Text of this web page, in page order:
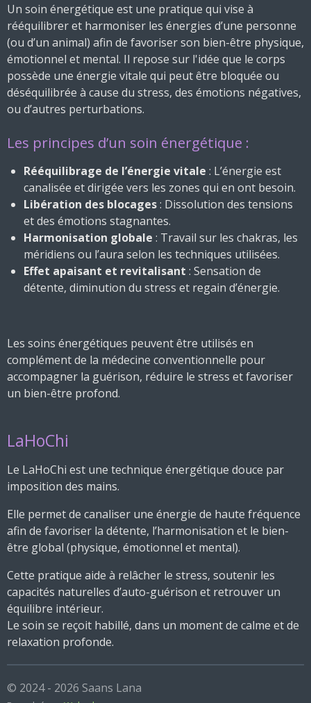
Un soin énergétique est une pratique qui vise à
rééquilibrer et harmoniser les énergies d’une personne
(ou d’un animal) afin de favoriser son bien-être physique,
émotionnel et mental. Il repose sur l'idée que le corps
possède une énergie vitale qui peut être bloquée ou
déséquilibrée à cause du stress, des émotions négatives,
ou d’autres perturbations.
Les principes d’un soin énergétique :
Rééquilibrage de l’énergie vitale : L’énergie est
canalisée et dirigée vers les zones qui en ont besoin.
Libération des blocages: Dissolution des tensions
et des émotions stagnantes.
Harmonisation globale : Travail sur les chakras, les
méridiens ou l’aura selon les techniques utilisées.
Effet apaisant et revitalisant : Sensation de
détente, diminution du stress et regain d’énergie.
Les soins énergétiques peuvent être utilisés en
complément de la médecine conventionnelle pour
accompagner la guérison, réduire le stress et favoriser
un bien-être profond.
LaHoChi
Le LaHoChi est une technique énergétique douce par
imposition des mains.
Elle permet de canaliser une énergie de haute fréquence
afin de favoriser la détente, l’harmonisation et le bien-
être global (physique, émotionnel et mental).
Cette pratique aide à relâcher le stress, soutenir les
capacités naturelles d’auto-guérison et retrouver un
équilibre intérieur.
Le soin se reçoit habillé, dans un moment de calme et de
relaxation profonde.
© 2024 - 2026 Saans Lana